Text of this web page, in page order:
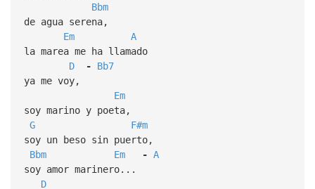
Bbm
de agua serena,
Em
A
la marea me ha llamado
D
-
Bb7
ya me voy,
Em
soy marino y poeta,
G
F#m
soy un beso sin puerto,
Bbm
Em - A
soy amor marinero...
D